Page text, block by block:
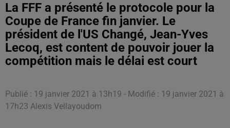
La FFF a présenté le protocole pour la
Coupe de France fin janvier. Le
président de l'US Changé, Jean-Yves
Lecoq, est content de pouvoir jouer la
compétition mais le délai est court
Publié : 19 janvier 2021 à 13h19 - Modifié : 19 janvier 2021 à
17h23 Alexis Vellayoudom